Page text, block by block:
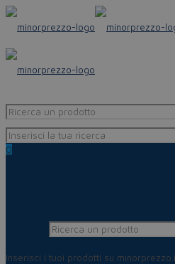
0
Inserisci i tuoi prodotti su